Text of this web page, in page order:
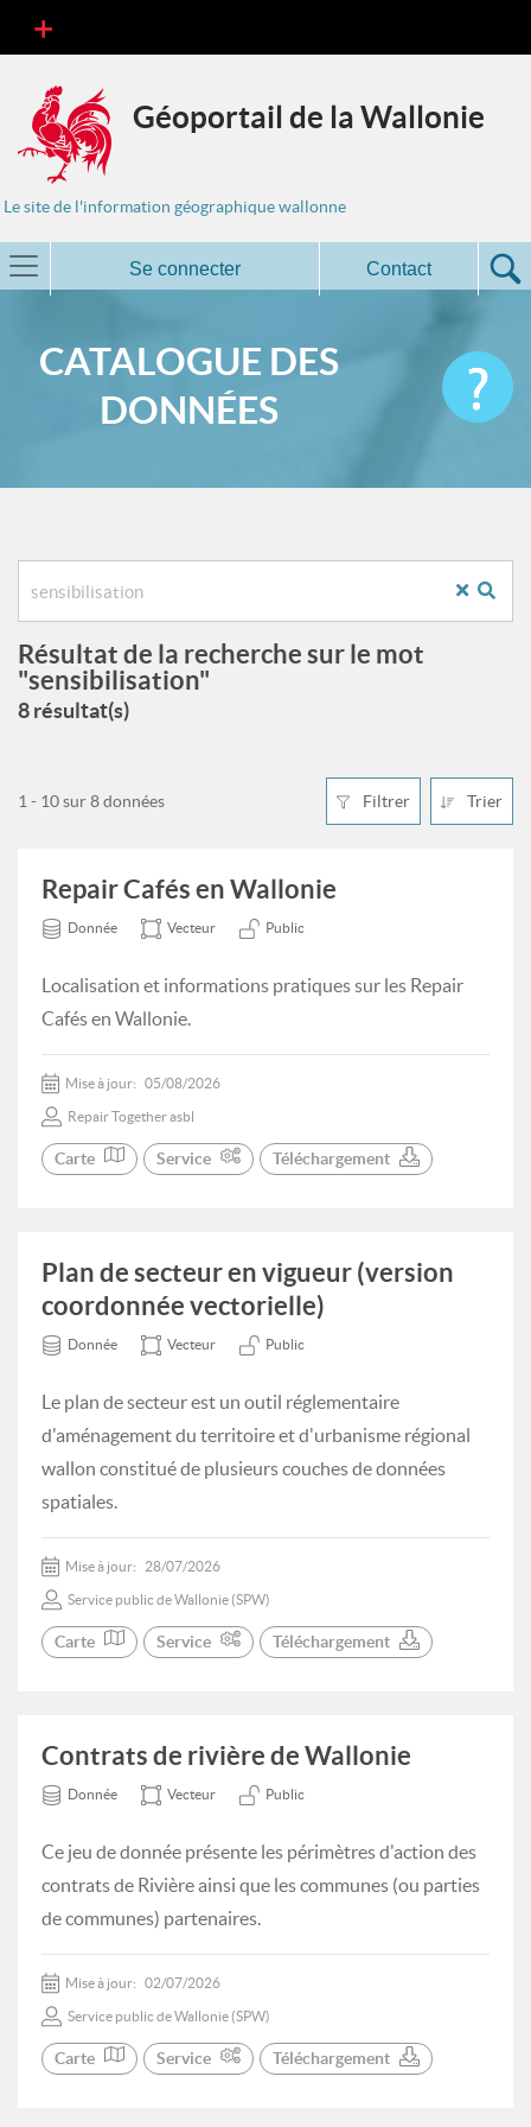
Géoportail de la Wallonie
Le site de l'information géographique wallonne
Se connecter Contact
CATALOGUE DES
DONNÉES
Résultat de la recherche sur le mot
"sensibilisation"
8 résultat(s)
Filtrer Trier
1 - 10 sur 8 données
Repair Cafés en Wallonie
Donnée Vecteur Public
Localisation et informations pratiques sur les Repair
Cafés en Wallonie.
Mise à jour: 05/08/2026
Repair Together asbl
Carte Service Téléchargement
Plan de secteur en vigueur (version
coordonnée vectorielle)
Donnée Vecteur Public
Le plan de secteur est un outil réglementaire
d'aménagement du territoire et d'urbanisme régional
wallon constitué de plusieurs couches de données
spatiales.
Mise à jour: 28/07/2026
Service public de Wallonie (SPW)
Carte Service Téléchargement
Contrats de rivière de Wallonie
Donnée Vecteur Public
Ce jeu de donnée présente les périmètres d'action des
contrats de Rivière ainsi que les communes (ou parties
de communes) partenaires.
Mise à jour: 02/07/2026
Service public de Wallonie (SPW)
Carte Service Téléchargement